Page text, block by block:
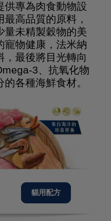
供專為肉食動物設
高品質的原料，
量未精製穀物的美
寵物健康，法米納
，最後將目光轉向
3、抗氧化物
各種海鮮食材。
貓用配方